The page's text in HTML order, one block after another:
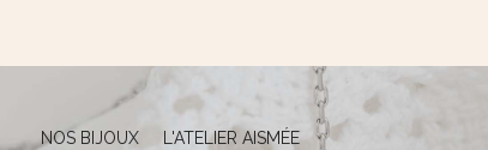
NOS BIJOUX L'ATELIER AISMÉE